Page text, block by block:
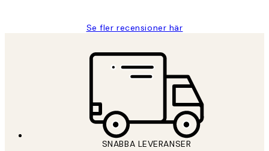
Se fler recensioner här
SNABBA LEVERANSER